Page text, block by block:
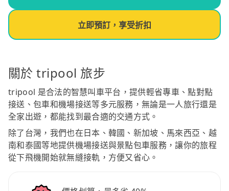
立即預訂，享受折扣
關於 tripool 旅步
tripool 是合法的智慧叫車平台，提供輕省專車、點對點
接送、包車和機場接送等多元服務，無論是一人旅行還是
全家出遊，都能找到最合適的交通方式。
除了台灣，我們也在日本、韓國、新加坡、馬來西亞、越
南和泰國等地提供機場接送與景點包車服務，讓你的旅程
從下飛機開始就無縫接軌，方便又省心。